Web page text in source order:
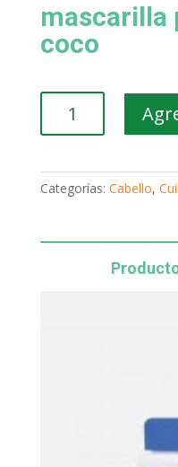
mascarilla
coco
protec
coco
Categorías: Cabello,